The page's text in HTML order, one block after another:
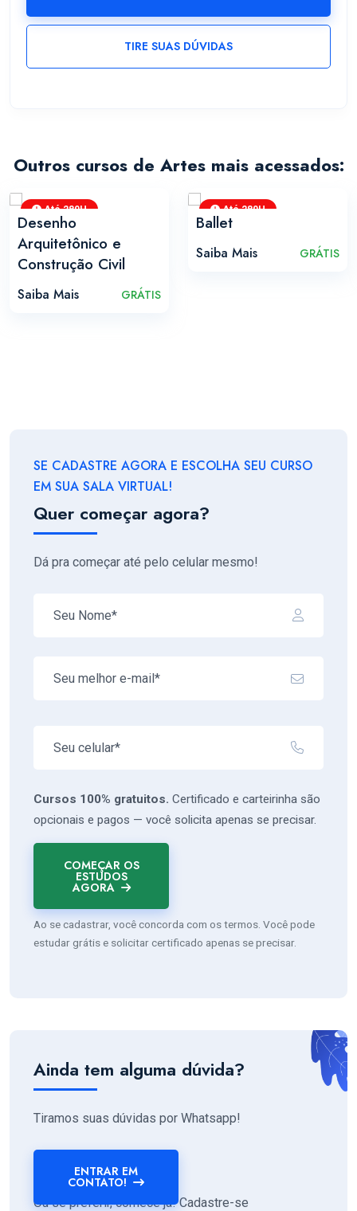
TIRE SUAS DÚVIDAS
Outros cursos de Artes mais acessados:
Até 280H
Desenho
Arquitetônico e
Construção Civil
Saiba Mais GRÁTIS
Até 280H
Ballet
Saiba Mais GRÁTIS
SE CADASTRE AGORA E ESCOLHA SEU CURSO
EM SUA SALA VIRTUAL!
Quer começar agora?
Dá pra começar até pelo celular mesmo!
Cursos 100% gratuitos. Certificado e carteirinha são
opcionais e pagos — você solicita apenas se precisar.
COMEÇAR OS
ESTUDOS
AGORA
Ao se cadastrar, você concorda com os termos. Você pode
estudar grátis e solicitar certificado apenas se precisar.
Ainda tem alguma dúvida?
Tiramos suas dúvidas por Whatsapp!
ENTRAR EM
CONTATO!
Ou se preferir, comece já! Cadastre-se